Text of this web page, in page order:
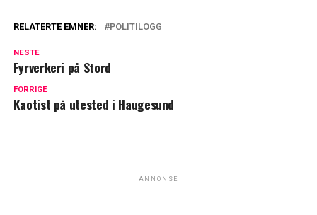
RELATERTE EMNER: POLITILOGG
NESTE
Fyrverkeri på Stord
FORRIGE
Kaotist på utested i Haugesund
ANNONSE